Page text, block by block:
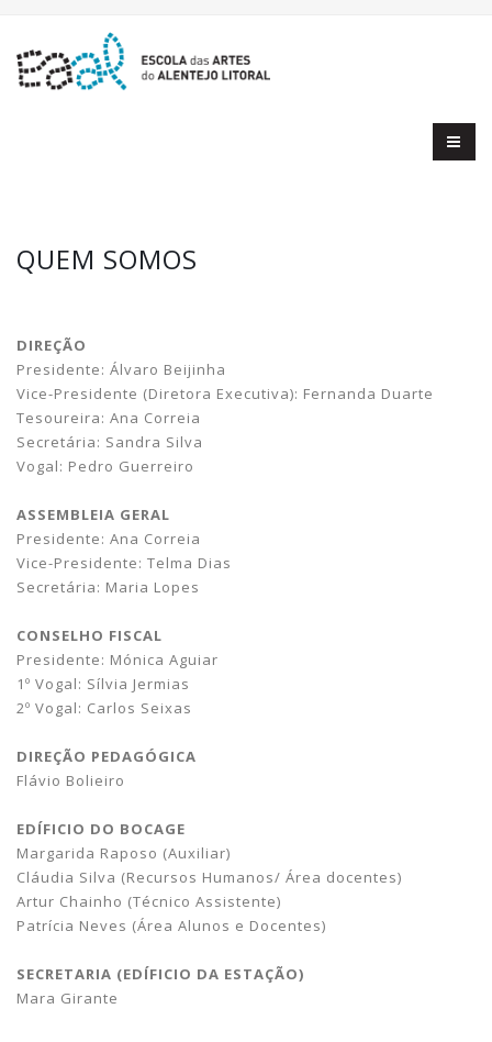
QUEM SOMOS
DIREÇÃO
Presidente: Álvaro Beijinha
Vice-Presidente (Diretora Executiva): Fernanda Duarte
Tesoureira: Ana Correia
Secretária: Sandra Silva
Vogal: Pedro Guerreiro
ASSEMBLEIA GERAL
Presidente: Ana Correia
Vice-Presidente: Telma Dias
Secretária: Maria Lopes
CONSELHO FISCAL
Presidente: Mónica Aguiar
1º Vogal: Sílvia Jermias
2º Vogal: Carlos Seixas
DIREÇÃO PEDAGÓGICA
Flávio Bolieiro
EDÍFICIO DO BOCAGE
Margarida Raposo (Auxiliar)
Cláudia Silva (Recursos Humanos/ Área docentes)
Artur Chainho (Técnico Assistente)
Patrícia Neves (Área Alunos e Docentes)
SECRETARIA (EDÍFICIO DA ESTAÇÃO)
Mara Girante